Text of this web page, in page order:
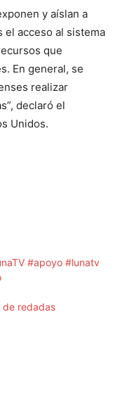
y aíslan a
el acceso al sistema
que
En general, se
realizar
declaró el
Unidos.
#apoyo #lunatv
de redadas